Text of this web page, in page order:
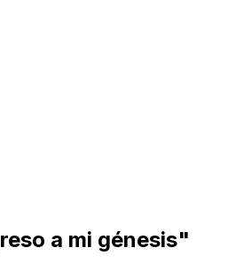
a mi génesis"